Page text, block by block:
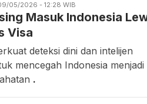
05/2026 - 12:28 WIB
Masuk Indonesia
Visa
deteksi dini dan intelijen
mencegah Indonesia menjadi
.